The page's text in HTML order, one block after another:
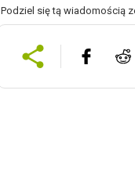
Podziel się tą wiadomością